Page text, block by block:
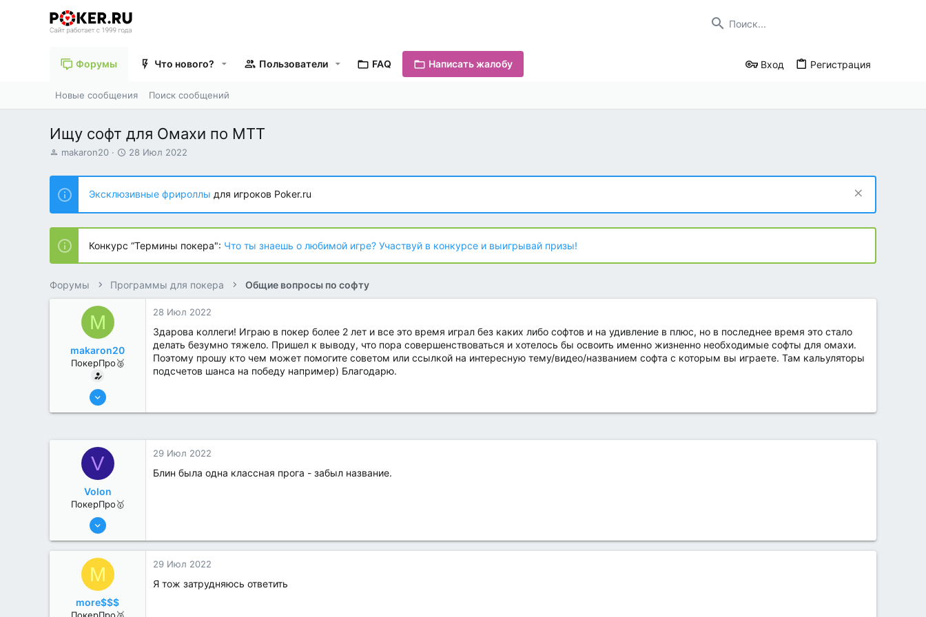
Форумы Что нового? Пользователи FAQ Написать жалобу Вход Регистрация
Новые сообщения Поиск сообщений
Ищу софт для Омахи по МТТ
А
т
о
р
т
е
м
ы
makaron20
Д
т
н
а
ч
а
28 Июл 2022
Эксклюзивные фрироллы для игроков Poker.ru
Конкурс “Термины покера": Что ты знаешь о любимой игре? Участвуй в конкурсе и выигрывай призы!
Форумы Программы для покера Общие вопросы по софту
M
makaron20
ПокерПро🥈
13 Июн 2022
28 Июл 2022
Здарова коллеги! Играю в покер более 2 лет и все это время играл без каких либо софтов и на удивление в плюс, но в последнее время это стало
делать безумно тяжело. Пришел к выводу, что пора совершенствоваться и хотелось бы освоить именно жизненно необходимые софты для омахи.
Поэтому прошу кто чем может помогите советом или ссылкой на интересную тему/видео/названием софта с которым вы играете. Там кальуляторы
подсчетов шанса на победу например) Благодарю.
V
Volon
ПокерПро🥇
13 Июн 2022
0
29 Июл 2022
Блин была одна классная прога - забыл название.
M
more$$$
29 Июл 2022
Я тож затрудняюсь ответить